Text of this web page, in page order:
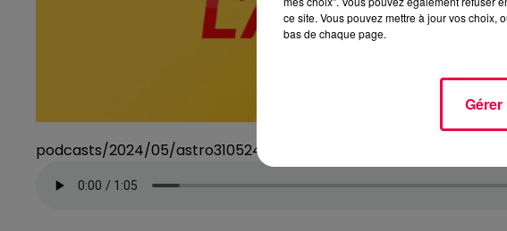
podcasts/2024/05/astro310524.mp3
ce site. Vous pouvez mettre à jour vos choix,
bas de chaque page.